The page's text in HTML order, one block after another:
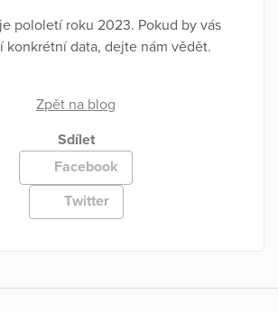
pololetí roku 2023. Pokud by vás
konkrétní data, dejte nám vědět.
Zpět na blog
Sdílet
Facebook
Twitter